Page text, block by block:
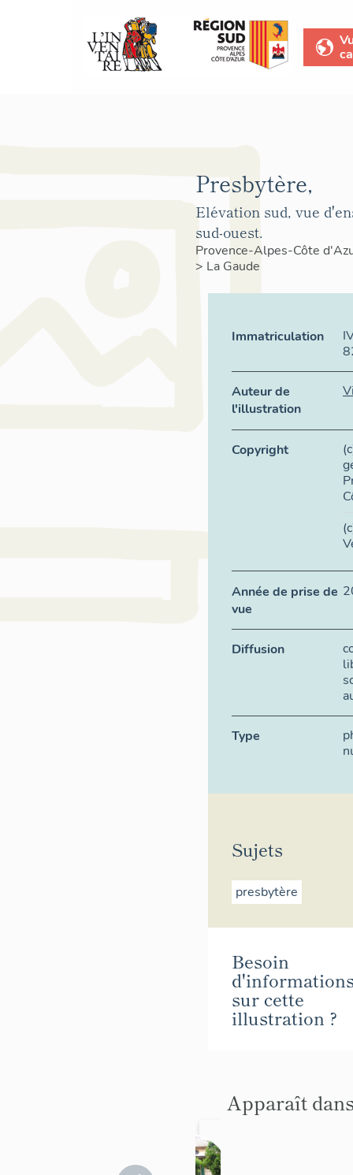
Presbytère,
Elévation sud, vue
sud-ouest.
Provence-Alpes-Côte
> La Gaude
Immatriculation
Auteur de
l'illustration
Copyright
Année de prise de
vue
Diffusion
Type
Sujets
presbytère
Besoin
sur cette
illustration ?
Apparaît